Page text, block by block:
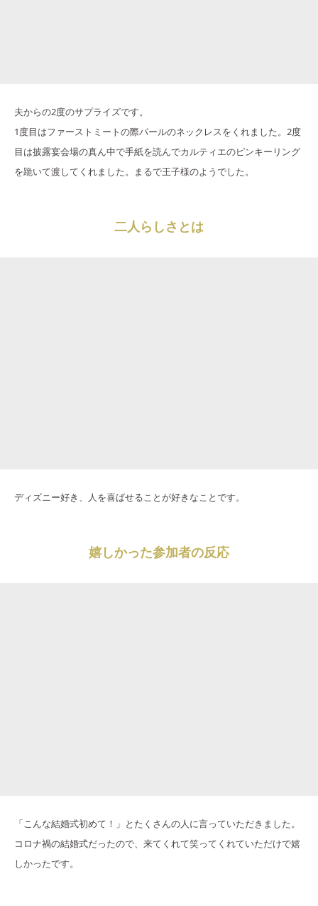
夫からの2度のサプライズです。
1度目はファーストミートの際パールのネックレスをくれました。2度
目は披露宴会場の真ん中で手紙を読んでカルティエのピンキーリング
を跪いて渡してくれました。まるで王子様のようでした。
二人らしさとは
ディズニー好き、人を喜ばせることが好きなことです。
嬉しかった参加者の反応
「こんな結婚式初めて！」とたくさんの人に言っていただきました。
コロナ禍の結婚式だったので、来てくれて笑ってくれていただけで嬉
しかったです。